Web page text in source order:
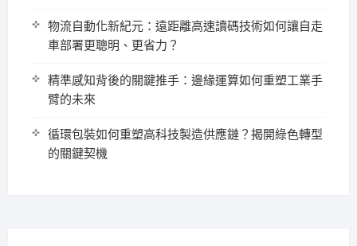
物流自動化新紀元：遠距離高速讀碼技術如何讓自走
車部署更聰明、更省力？
精準感知背後的關鍵推手：邊緣運算如何重塑工業手
臂的未來
循環包裝如何重塑高科技製造供應鏈？揭開綠色轉型
的關鍵契機